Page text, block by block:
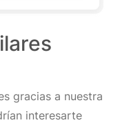
gracias a nuestra
interesarte